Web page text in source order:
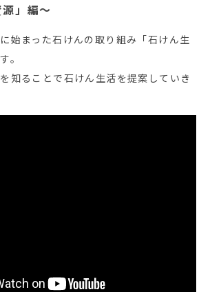
」編～
始まった石けんの取り組み「石けん生
。
知ることで石けん生活を提案していき